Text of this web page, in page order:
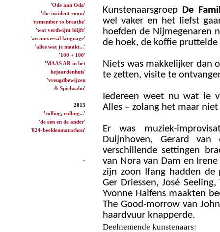
'Ode aan Oda'
'the incident room'
'remember to breathe'
'wat verdwijnt blijft'
'an universal language'
'alles wat je maakt...'
'100 + 100'
'MAAS AR in het
bejaardenhuis'
'vreugdbewijzen
& Spielwahn'
2015
'rolling, rolling...'
'de een en de ander'
'024-beeldenmarathon'
Kunstenaarsgroep De
wel vaker en het liefst
hoefden de Nijmegenaren
de hoek, de koffie
Niets was makkelijker dan
te zetten, visite te
Iedereen weet nu wat ie
Alles – zolang het maar
Er was muziek-
Duijnhoven, Gerard
verschillende settingen
van Nora van Dam en
zijn zoon Ifang hadden de
Ger Driessen, José
Yvonne Halfens maakten
The Good-morrow van
haardvuur knapperde.
Deelnemende kunstenaars: